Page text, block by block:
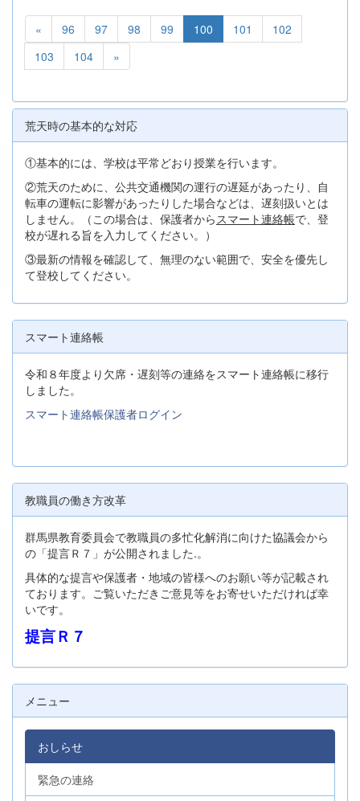
« 96 97 98 99 100 101
102
103
104 »
荒天時の基本的な対応
①基本的には、学校は平常どおり授業を行います。
②荒天のために、公共交通機関の運行の遅延があったり、自
転車の運転に影響があったりした場合などは、遅刻扱いとは
しません。（この場合は、保護者からスマート連絡帳で、登
校が遅れる旨を入力してください。）
③最新の情報を確認して、無理のない範囲で、安全を優先し
て登校してください。
スマート連絡帳
令和８年度より欠席・遅刻等の連絡をスマート連絡帳に移行
しました。
スマート連絡帳保護者ログイン
教職員の働き方改革
群馬県教育委員会で教職員の多忙化解消に向けた協議会から
の「提言Ｒ７」が公開されました.。
具体的な提言や保護者・地域の皆様へのお願い等が記載され
ております。ご覧いただきご意見等をお寄せいただければ幸
いです。
提言Ｒ７
メニュー
おしらせ
緊急の連絡